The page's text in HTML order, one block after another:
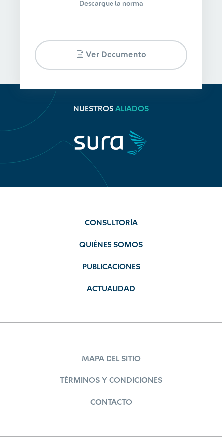
Descargue la norma
Ver Documento
NUESTROS ALIADOS
CONSULTORÍA
QUIÉNES SOMOS
PUBLICACIONES
ACTUALIDAD
MAPA DEL SITIO
TÉRMINOS Y CONDICIONES
CONTACTO